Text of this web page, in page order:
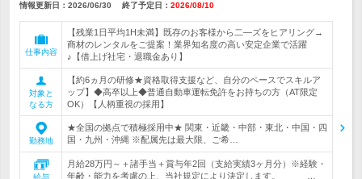
情報更新日：2026/06/30 終了予定日： 2026/08/10
仕事内容
【残業1日平均1H未満】既存のお客様から二―ズをヒアリング→
商材のレンタルをご提案！業界知名度の高い安定企業で活躍
♪【借上げ社宅・退職金あり】
対象と
なる方
【約6ヵ月の研修★資格取得支援など、自分のペースでスキルア
ップ】◆高卒以上◆普通自動車運転免許をお持ちの方（AT限定
OK）【人柄重視の採用】
勤務地
★全国の拠点で積極採用中★ 関東・近畿・中部・東北・中国・四
国・九州・沖縄 ※配属先は最大限、ご希…
給与
月給28万円～＋諸手当＋賞与年2回（支給実績3ヶ月分）※経験・
年齢・能力を考慮の上、当社規定により決定します。 …